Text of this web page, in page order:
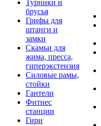
Турники и
брусья
Грифы для
штанги и
замки
Скамьи для
жима, пресса,
гиперэкстензия
Силовые рамы,
стойки
Гантели
Фитнес
станции
Гири